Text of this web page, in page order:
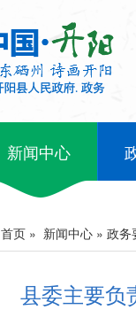
新闻中心
首页 » 新闻中心 » 政务
县委主要负